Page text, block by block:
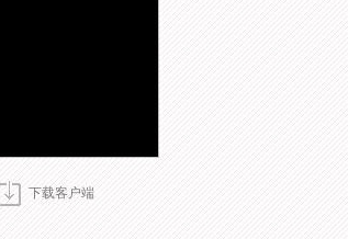
下载客户端